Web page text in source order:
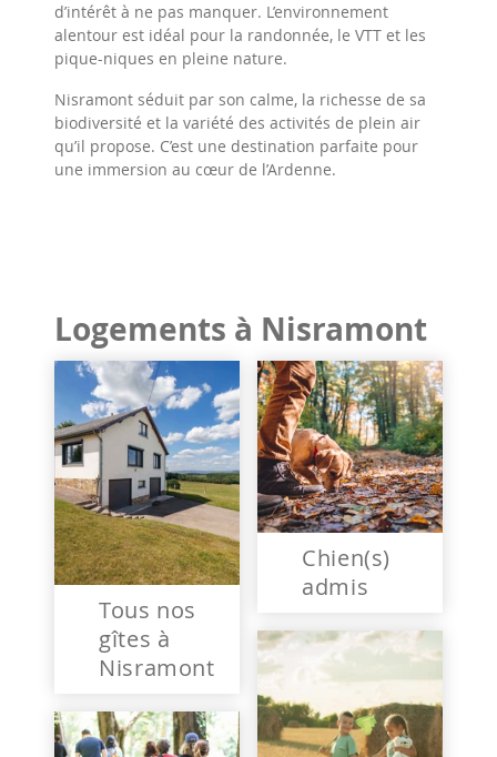
d’intérêt à ne pas manquer. L’environnement
alentour est idéal pour la randonnée, le VTT et les
pique-niques en pleine nature.
Nisramont séduit par son calme, la richesse de sa
biodiversité et la variété des activités de plein air
qu’il propose. C’est une destination parfaite pour
une immersion au cœur de l’Ardenne.
Logements à Nisramont
Tous nos
gîtes à
Nisramont
Chien(s)
admis